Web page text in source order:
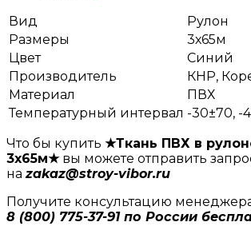
Вид
Рулон
Размеры
3х65м
Цвет
Синий
Производитель
КНР,
Материал
ПВХ
Температурный интервал -30±70, -
Что бы купить ★Ткань ПВХ в
3х65м★вы можете отправить
наzakaz@stroy-vibor.ru
Получите консультацию
8 (800) 775-37-91 по России